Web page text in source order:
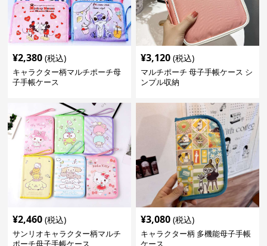
¥2,380 (税込)
キャラクター柄マルチポーチ母
子手帳ケース
¥3,120 (税込)
マルチポーチ 母子手帳ケース シ
ンプル収納
¥2,460 (税込)
サンリオキャラクター柄マルチ
ポーチ母子手帳ケース
¥3,080 (税込)
キャラクター柄 多機能母子手帳
ケース